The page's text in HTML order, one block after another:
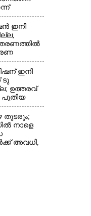
കോടിയുടെ
അത്'
ഇനി
ഇനി
ടു
ഉത്തരവ്
പുതിയ
തുടരും;
നാളെ
അവധി,​
അലർട്ട്